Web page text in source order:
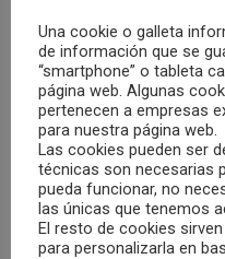
El pasado viernes, 7 de
de Psicología, Salud
organizada por el
través de la División de
la misma estuvo
de Psicología de
García.
En estas jornadas, se
Una cookie o galleta
de información que se
“smartphone” o tableta
página web. Algunas
pertenecen a empresas
para nuestra página web.
Las cookies pueden ser
técnicas son necesarias
pueda funcionar, no
las únicas que tenemos
El resto de cookies
para personalizarla en